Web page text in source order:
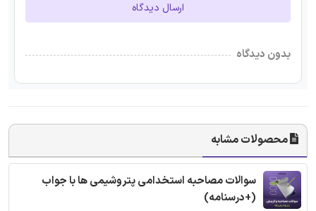
ارسال دیدگاه
بدون دیدگاه
محصولات مشابه
سوالات مصاحبه استخدامی پتروشیمی ها با جواب
(+درسنامه)